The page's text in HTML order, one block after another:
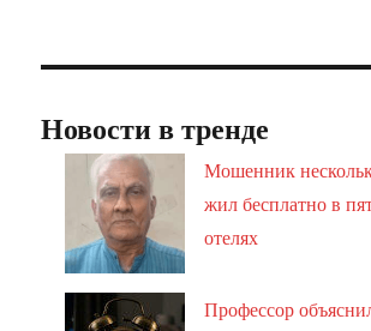
Новости в тренде
Мошенник
жил бесплатно в
отелях
Профессор